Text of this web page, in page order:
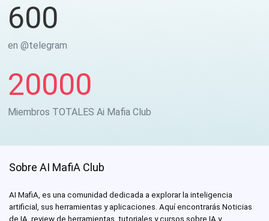
600
en @telegram
20000
Miembros TOTALES Ai Mafia Club
Sobre AI MafiA Club
AI MafiA, es una comunidad dedicada a explorar la inteligencia
artificial, sus herramientas y aplicaciones. Aquí encontrarás Noticias
de IA, review de herramientas, tutoriales y cursos sobre IA y